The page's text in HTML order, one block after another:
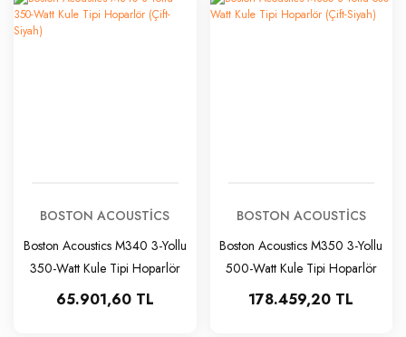
BOSTON ACOUSTICS
Boston Acoustics M340 3-Yollu
350-Watt Kule Tipi Hoparlör
(Çift-Siyah)
65.901,60 TL
BOSTON ACOUSTICS
Boston Acoustics M350 3-Yollu
500-Watt Kule Tipi Hoparlör
(Çift-Siyah)
178.459,20 TL